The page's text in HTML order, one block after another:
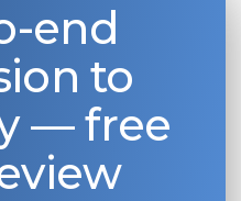
end
to
— free